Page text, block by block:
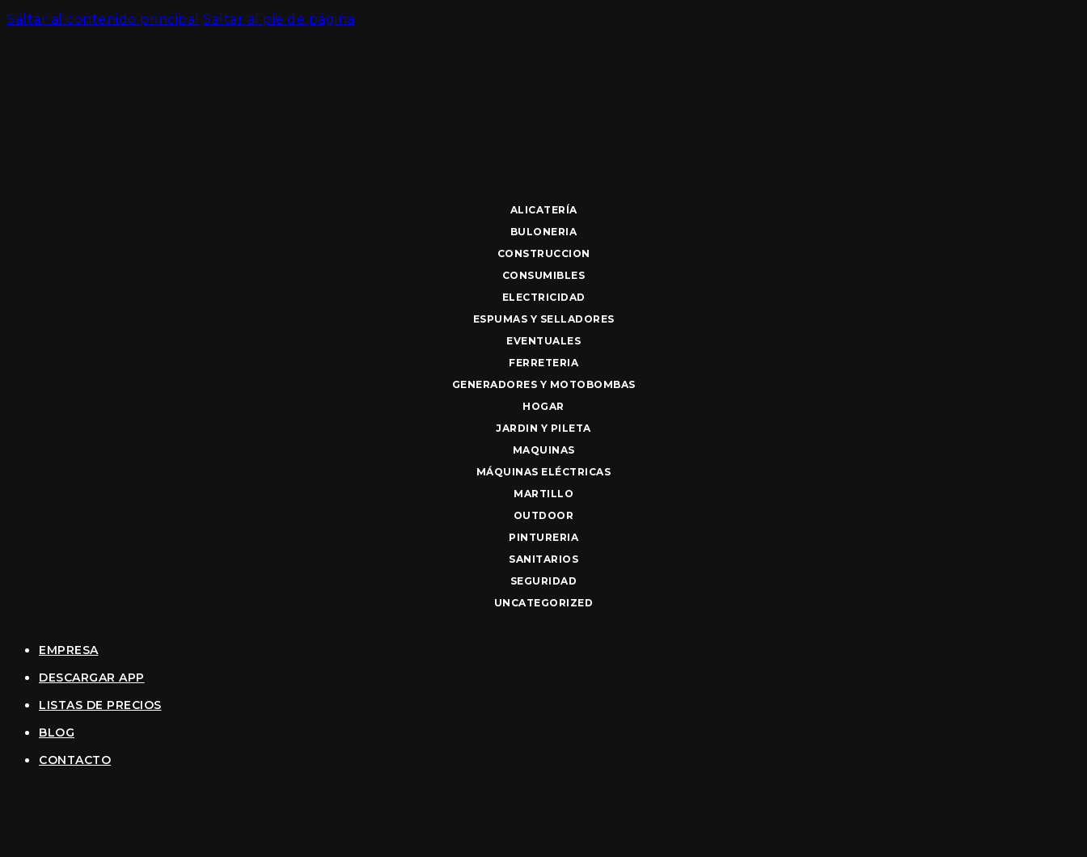
Saltar al contenido principal Saltar al pie de página
ALICATERÍA
BULONERIA
CONSTRUCCION
CONSUMIBLES
ELECTRICIDAD
ESPUMAS Y SELLADORES
EVENTUALES
FERRETERIA
GENERADORES Y MOTOBOMBAS
HOGAR
JARDIN Y PILETA
MAQUINAS
MÁQUINAS ELÉCTRICAS
MARTILLO
OUTDOOR
PINTURERIA
SANITARIOS
SEGURIDAD
UNCATEGORIZED
EMPRESA
DESCARGAR APP
LISTAS DE PRECIOS
BLOG
CONTACTO